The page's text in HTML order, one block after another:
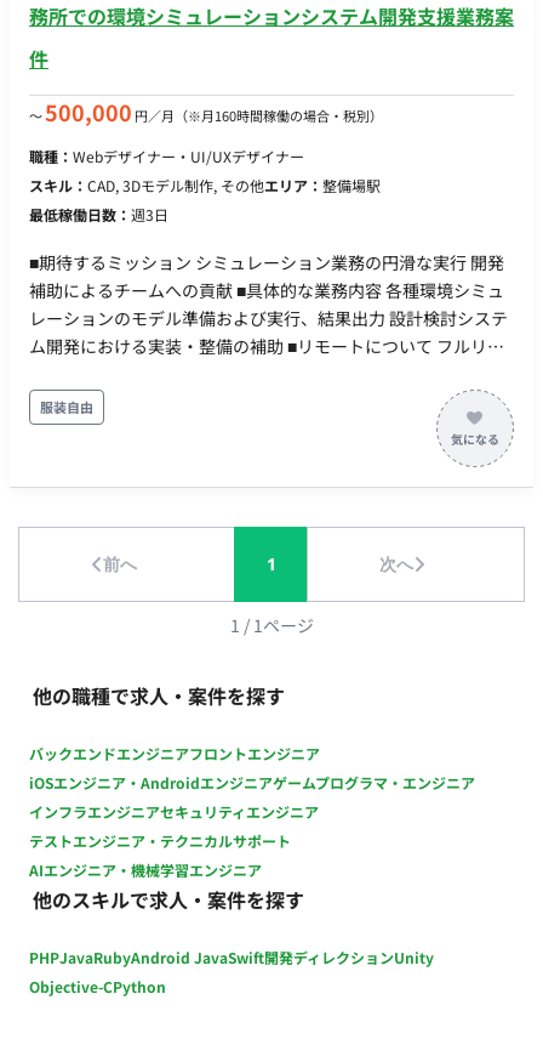
務所での環境シミュレーションシステム開発支援業務案
件
〜500,000 円／月 （※月160時間稼働の場合・税別）
職種： Webデザイナー・UI/UXデザイナー
スキル： CAD, 3Dモデル制作, その他エリア： 整備場駅
最低稼働日数： 週3日
■期待するミッション シミュレーション業務の円滑な実行 開発
補助によるチームへの貢献 ■具体的な業務内容 各種環境シミュ
レーションのモデル準備および実行、結果出力 設計検討システ
ム開発における実装・整備の補助 ■リモートについて フルリモ
服装自由
前へ 1 次へ
1 / 1ページ
他の職種で求人・案件を探す
バックエンドエンジニアフロントエンジニア
iOSエンジニア・Androidエンジニアゲームプログラマ・エンジニア
インフラエンジニアセキュリティエンジニア
テストエンジニア・テクニカルサポート
AIエンジニア・機械学習エンジニア
他のスキルで求人・案件を探す
PHPJavaRubyAndroid JavaSwift開発ディレクションUnity
Objective-CPython